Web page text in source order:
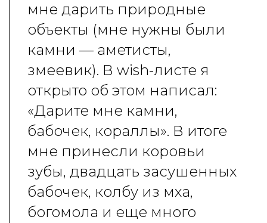
мне дарить природные
объекты (мне нужны были
камни — аметисты,
змеевик). В wish-листе я
открыто об этом написал:
«Дарите мне камни,
бабочек, кораллы». В итоге
мне принесли коровьи
зубы, двадцать засушенных
бабочек, колбу из мха,
богомола и еще много